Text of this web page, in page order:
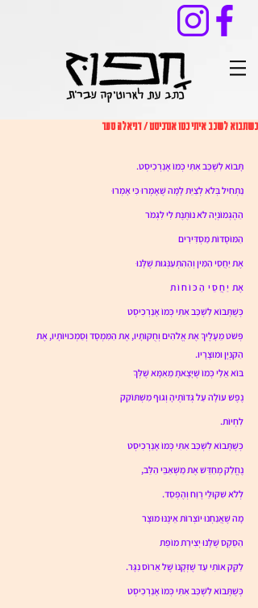
כשתבוא לשכב איתי כמו אנרכיסט / דניאלה סער
תָּבוֹא לִשְׁכַּב אִתִּי כְּמוֹ אָנַרְכִיסְט.
נַתְחִיל בְּלֹא לְצַיֵּת לָמָּה שֶׁאָמְרוּ כִּי אָמְרוּ
הַהֶגְמוֹנְיָה לֹא נוֹתֶנֶת לִי לִגְמֹר
הַמּוֹסָדוֹת מַסְדִּירִים
אֶת יַחֲסֵי הַמִּין וְהַהִתְעַנְּגוּת שֶׁלָּנוּ
אֶת  יַ חֲ סֵ י  הַ כּ וֹ ח וֹ ת
כְּשֶׁתָּבוֹא לִשְׁכַּב אִתִּי כְּמוֹ אָנַרְכִיסְט
פְּשֹׁט מֵעָלֶיךָ אֶת אֱלֹהִים וְחֻקּוֹתָיו, אֶת הַמִּמְסָד וְסַמְכוּיוֹתָיו, אֶת
הַקִּנְיָן וּמוּצָרָיו.
בּוֹא אֵלַי כְּמוֹ שֶׁיָּצָאתָ מֵאִמָּא שֶׁלְּךָ
נֶפֶשׁ עוֹלָה עַל גְּדוֹתֶיהָ וְגוּף מִשְׁתּוֹקֵק
לִחְיוֹת.
כְּשֶׁתָּבוֹא לִשְׁכַּב אִתִּי כְּמוֹ אָנַרְכִיסְט
נֶחֱלַק מְחַדֵּשׁ אֶת מַשְׁאַבֵּי הַלֵּב,
לְלֹא שִׁקּוּלֵי רֶוַח וְהֶפְסֵד.
מָה שֶׁאֲנַחְנוּ יוֹצְרוֹת אֵינֶנּוּ מוּצָר
הַסֵּקְס שֶׁלָּנוּ יְצִירַת מוֹפֵת
לַקֵּק אוֹתִי עַד שֶׁזְּקָנוֹ שֶׁל אֵרוֹס נִגָּר.
כְּשֶׁתָּבוֹא לִשְׁכַּב אִתִּי כְּמוֹ אָנַרְכִיסְט